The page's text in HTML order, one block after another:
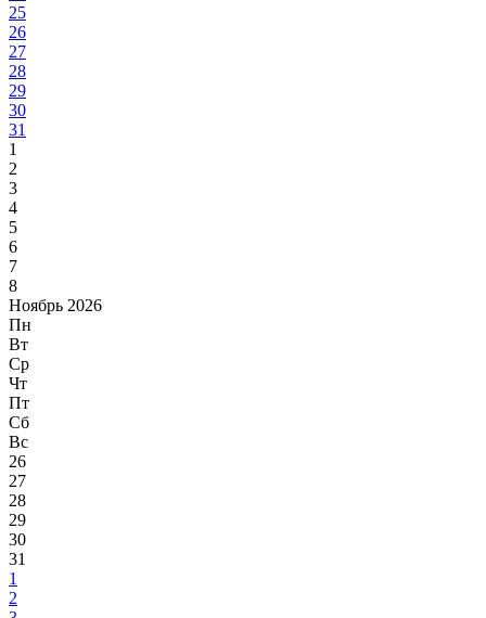
25
26
27
28
29
30
31
1
2
3
4
5
6
7
8
Ноябрь 2026
Пн
Вт
Ср
Чт
Пт
Сб
Вс
26
27
28
29
30
31
1
2